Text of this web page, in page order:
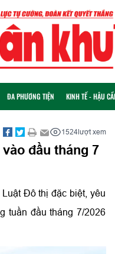
ĐA PHƯƠNG TIỆN KINH TẾ - HẬU
1524lượt xem
đầu tháng 7
Đô thị đặc biệt, yêu
tuần đầu tháng 7/2026